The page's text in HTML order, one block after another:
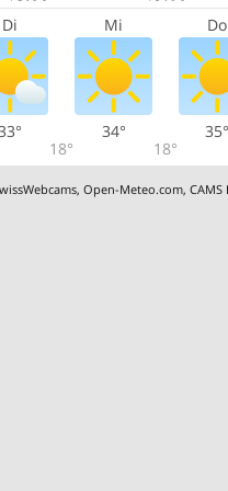
Di Mi Do
18°
34°
18°
35°
,Open-Meteo.com,CAMS